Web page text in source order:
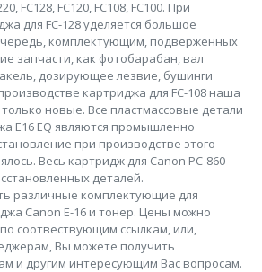
FC128, FC120, FC108, FC100. При
для FC-128 уделяется большое
комплектующим, подверженных
запчасти, как фотобарабан, вал
дозирующее лезвие, бушинги
картриджа для FC-108 наша
новые. Все пластмассовые детали
E16 EQ являются промышленно
при производстве этого
Весь картридж для Canon PC-860
деталей.
различные комплектующие для
Canon E-16 и тонер. Цены можно
соотвествующим ссылкам, или,
Вы можете получить
и другим интересующим Вас вопросам.